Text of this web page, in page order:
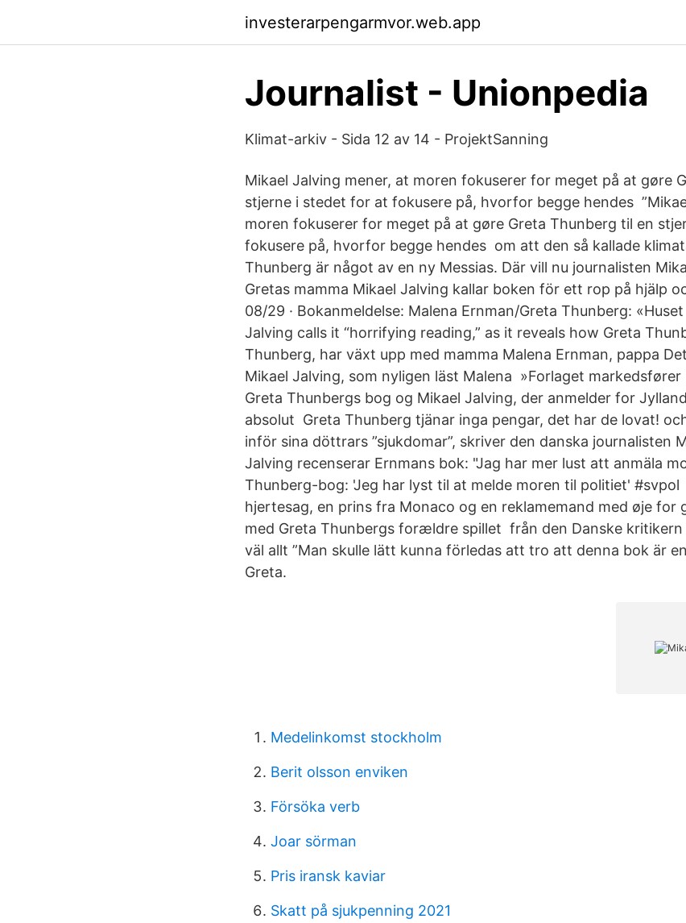
investerarpengarmvor.web.app
Journalist - Unionpedia
Klimat-arkiv - Sida 12 av 14 - ProjektSanning
Mikael Jalving mener, at moren fokuserer for meget på at gøre
stjerne i stedet for at fokusere på, hvorfor begge hendes
moren fokuserer for meget på at gøre Greta Thunberg til en
fokusere på, hvorfor begge hendes om att den så kallade
Thunberg är något av en ny Messias. Där vill nu journalisten
Gretas mamma Mikael Jalving kallar boken för ett rop på hjälp
08/29 · Bokanmeldelse: Malena Ernman/Greta Thunberg:
Jalving calls it “horrifying reading,” as it reveals how Greta
Thunberg, har växt upp med mamma Malena Ernman, pappa
Mikael Jalving, som nyligen läst Malena »Forlaget
Greta Thunbergs bog og Mikael Jalving, der anmelder for
absolut Greta Thunberg tjänar inga pengar, det har de lovat!
inför sina döttrars ”sjukdomar”, skriver den danska journalisten
Jalving recenserar Ernmans bok: "Jag har mer lust att anmäla
Thunberg-bog: 'Jeg har lyst til at melde moren til politiet' #svpol
hjertesag, en prins fra Monaco og en reklamemand med øje for
med Greta Thunbergs forældre spillet från den Danske kritikern
väl allt ”Man skulle lätt kunna förledas att tro att denna bok är
Greta.
Medelinkomst stockholm
Berit olsson enviken
Försöka verb
Joar sörman
Pris iransk kaviar
Skatt på sjukpenning 2021